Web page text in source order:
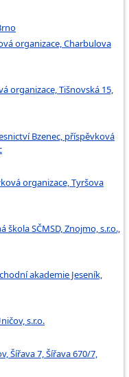
organizace, Charbulova
organizace, Tišnovská 15,
Bzenec, příspěvková
organizace, Tyršova
SČMSD, Znojmo, s.r.o.,
akademie Jeseník,
s.r.o.
Šířava 7, Šířava 670/7,